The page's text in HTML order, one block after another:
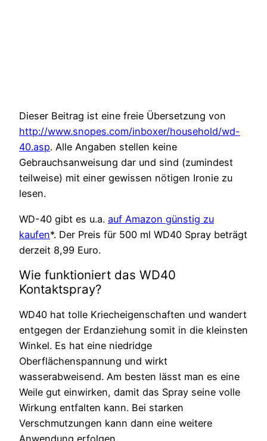
Dieser Beitrag ist eine freie Übersetzung von
http://www.snopes.com/inboxer/household/wd-
40.asp. Alle Angaben stellen keine
Gebrauchsanweisung dar und sind (zumindest
teilweise) mit einer gewissen nötigen Ironie zu
lesen.
WD-40 gibt es u.a. auf Amazon günstig zu
kaufen*. Der Preis für 500 ml WD40 Spray beträgt
derzeit 8,99 Euro.
Wie funktioniert das WD40
Kontaktspray?
WD40 hat tolle Kriecheigenschaften und wandert
entgegen der Erdanziehung somit in die kleinsten
Winkel. Es hat eine niedridge
Oberflächenspannung und wirkt
wasserabweisend. Am besten lässt man es eine
Weile gut einwirken, damit das Spray seine volle
Wirkung entfalten kann. Bei starken
Verschmutzungen kann dann eine weitere
Anwendung erfolgen.